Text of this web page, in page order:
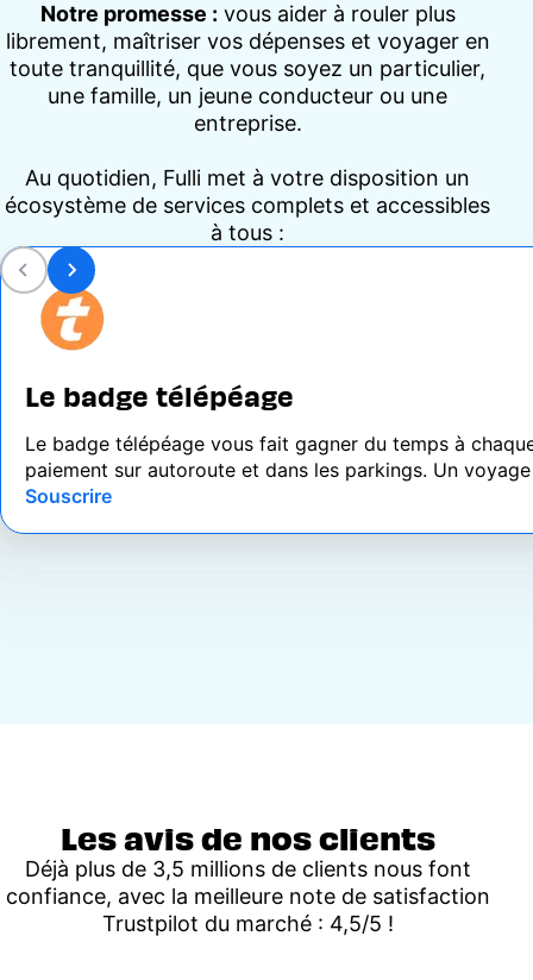
Notre promesse : vous aider à rouler plus
librement, maîtriser vos dépenses et voyager en
toute tranquillité, que vous soyez un particulier,
une famille, un jeune conducteur ou une
entreprise.
Au quotidien, Fulli met à votre disposition un
écosystème de services complets et accessibles
à tous :
Le badge télépéage
Le badge télépéage vous fait gagner du temps à
paiement sur autoroute et dans les parkings. Un
Souscrire
Les avis de nos clients
Déjà plus de 3,5 millions de clients nous font
confiance, avec la meilleure note de satisfaction
Trustpilot du marché : 4,5/5 !